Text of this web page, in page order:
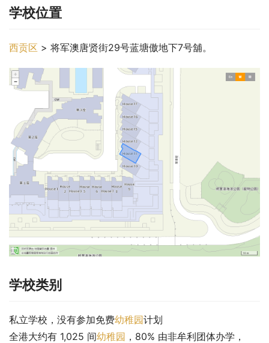
学校位置
西贡区 > 将军澳唐贤街29号蓝塘傲地下7号舖。
学校类别
私立学校，没有参加免费幼稚园计划
全港大约有 1,025 间幼稚园 ，80% 由非牟利团体办学，